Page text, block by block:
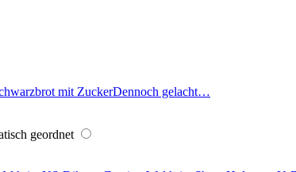
mit ZuckerDennoch gelacht…
geordnet